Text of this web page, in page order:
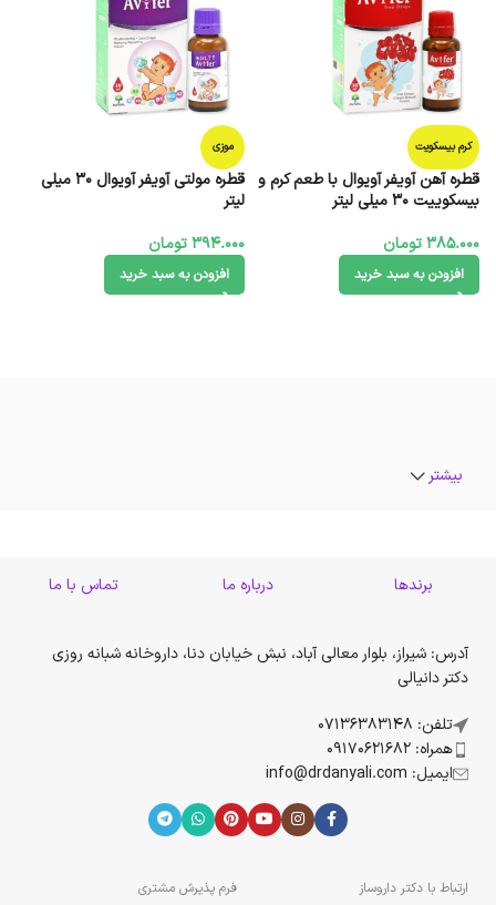
کرم بیسکویت
قطره آهن آویفر آویوال با طعم کرم و
بیسکوییت 30 میلی لیتر
385.000تومان
افزودن به سبد خرید
موزی
قطره مولتی آویفر آویوال 30 میلی
لیتر
394.000تومان
افزودن به سبد خرید
بیشتر
برندها درباره ما تماس با ما
آدرس: شیراز، بلوار معالی آباد، نبش خیابان دنا، داروخانه شبانه روزی
دکتر دانیالی
تلفن: 07136383148
همراه: 09170621682
ایمیل: info@drdanyali.com
ارتباط با دکتر داروساز
فرم پذیرش مشتری